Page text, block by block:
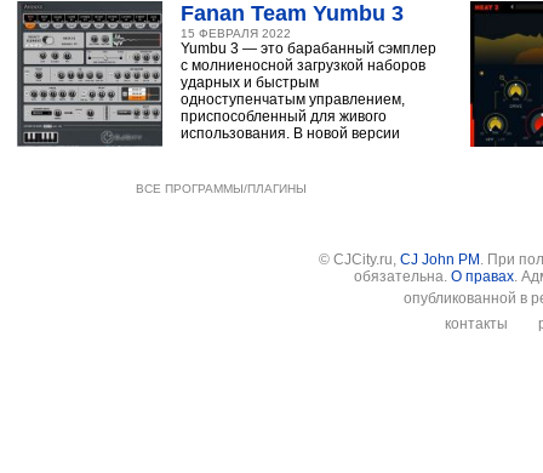
Fanan Team Yumbu 3
15 ФЕВРАЛЯ 2022
Yumbu 3 — это барабанный сэмплер
с молниеносной загрузкой наборов
ударных и быстрым
одноступенчатым управлением,
приспособленный для живого
использования. В новой версии
ВСЕ ПРОГРАММЫ/ПЛАГИНЫ
© CJCity.ru, CJ John PM . При
обязательна. О правах.
опубликованной в
контакты